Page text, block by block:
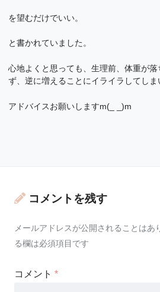
を望むだけでいい。
と書かれていました。
心地よくと思っても、生理前、体重が
ず、逆に増えることにイライラしてしま
アドバイスお願いしますm(_ _)m
コメントを残す
メールアドレスが公開されることはあ
る欄は必須項目です
コメント *